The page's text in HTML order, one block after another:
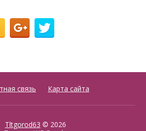
связь Карта сайта
Tltgorod63 © 2026